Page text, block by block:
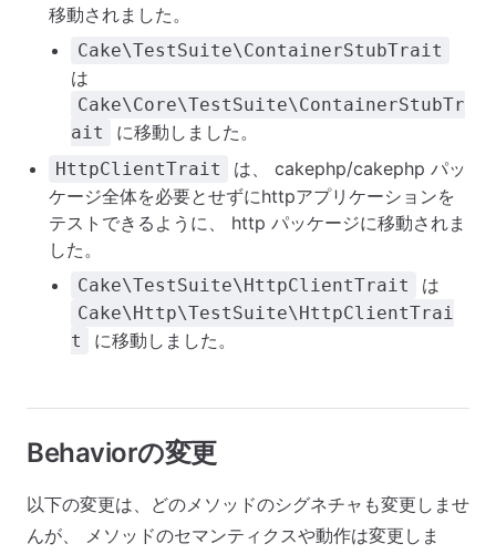
移動されました。
Cake\TestSuite\ContainerStubTrait
は
Cake\Core\TestSuite\ContainerStubTr
ait
に移動しました。
HttpClientTrait
は、 cakephp/cakephp パッ
ケージ全体を必要とせずにhttpアプリケーションを
テストできるように、 http パッケージに移動されま
した。
Cake\TestSuite\HttpClientTrait は
Cake\Http\TestSuite\HttpClientTrai
t
に移動しました。
Behaviorの変更
以下の変更は、どのメソッドのシグネチャも変更しませ
んが、 メソッドのセマンティクスや動作は変更しま